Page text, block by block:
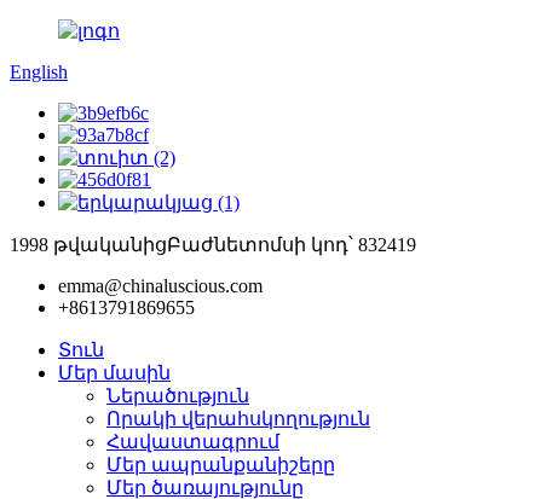
English
1998 թվականիցԲաժնետոմսի կոդ՝ 832419
emma@chinaluscious.com
+8613791869655
Տուն
Մեր մասին
Ներածություն
Որակի վերահսկողություն
Հավաստագրում
Մեր ապրանքանիշերը
Մեր ծառայությունը